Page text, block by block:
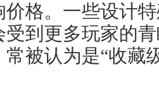
价格。一些设计
受到更多玩家的
常被认为是“收藏